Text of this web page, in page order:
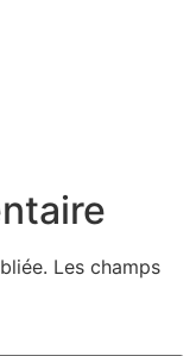
Les champs